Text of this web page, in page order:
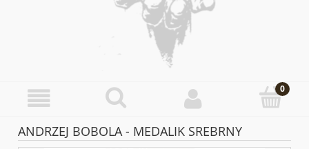
ANDRZEJ BOBOLA - MEDALIK SREBRNY